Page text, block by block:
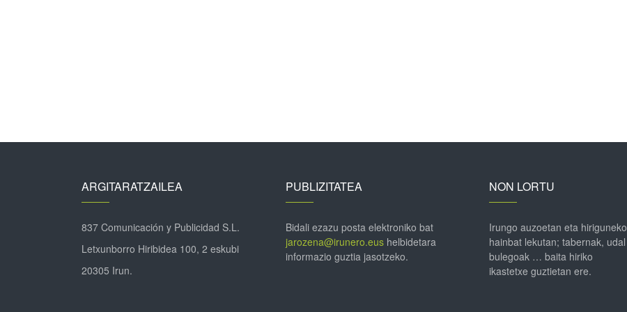
ARGITARATZAILEA
837 Comunicación y Publicidad S.L.
Letxunborro Hiribidea 100, 2 eskubi
20305 Irun.
PUBLIZITATEA
Bidali ezazu posta elektroniko bat
jarozena@irunero.eushelbidetara
informazio guztia jasotzeko.
NON LORTU
Irungo auzoetan eta hiriguneko
hainbat lekutan; tabernak, udal
bulegoak … baita hiriko
ikastetxe guztietan ere.